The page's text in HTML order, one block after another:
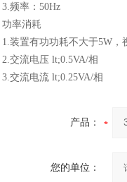
3.频率：50Hz
功率消耗
1.装置有功功耗不大于5W，
2.交流电压 lt;0.5VA/相
3.交流电流 lt;0.25VA/相
产品：
您的单位：